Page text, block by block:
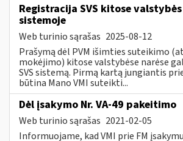
Registracija SVS kitose
sistemoje
Web turinio sąrašas 2025-08-12
Prašymą dėl PVM išimties suteikimo
mokėjimo) kitose valstybėse narėse
SVS sistemą. Pirmą kartą jungiantis
būtina Mano VMI suteikti...
Dėl įsakymo Nr. VA-49 pakeitimo
Web turinio sąrašas 2021-02-05
Informuojame, kad VMI prie FM